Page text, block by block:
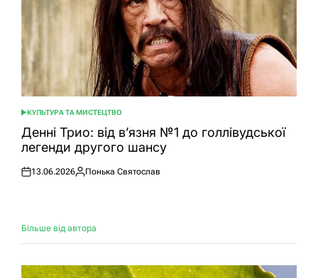
ОПУБЛІКУВАТИ
У
КУЛЬТУРА ТА МИСТЕЦТВО
Денні Трио: від в’язня №1 до голлівудської
легенди другого шансу
Оприлюднено
13.06.2026
Опубліковано
Понька Святослав
Більше від автора